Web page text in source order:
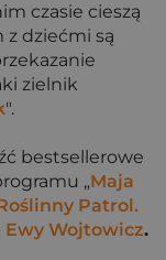
czasie cieszą
z dziećmi są
zielnik
".
bestsellerowe
„Maja
Patrol.
Ewy Wojtowicz.